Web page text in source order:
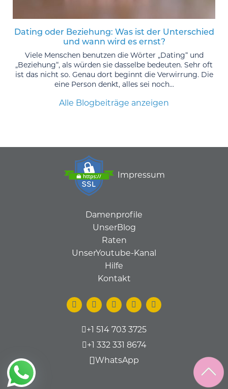
Dating oder Beziehung: Was ist der Unterschied
und wann wird es ernst?
Viele Menschen benutzen die Wörter „Dating“ und
„Beziehung“, als würden sie dasselbe bedeuten. Sehr oft
ist das nicht so. Genau dort beginnt die Verwirrung. Die
eine Person denkt, alles sei noch...
Alle Blogbeiträge anzeigen
Impressum
Damenprofile
UnserBlog
Raten
UnserYoutube-Kanal
Hilfe
Kontakt
+1 514 703 3725
+1 332 331 8674
WhatsApp